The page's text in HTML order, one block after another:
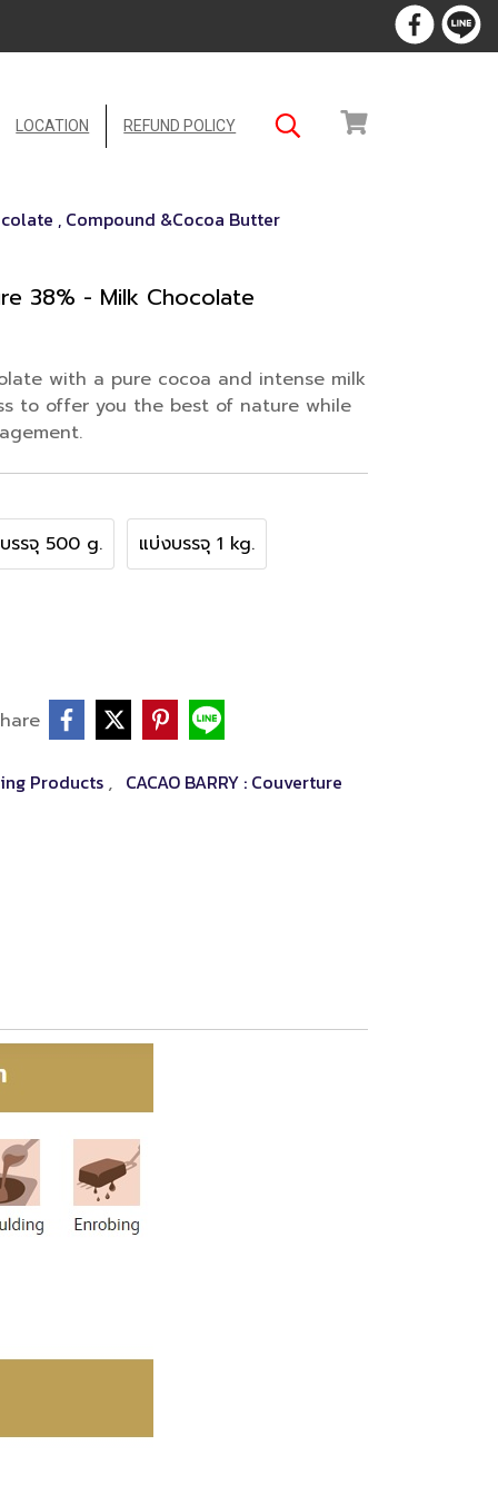
LOCATION REFUND POLICY
, Compound &Cocoa Butter
38% - Milk Chocolate
with a pure cocoa and intense milk
to offer you the best of nature while
รรจุ 500 g. แบ่งบรรจุ 1 kg.
Products , CACAO BARRY : Couverture